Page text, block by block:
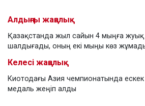
Алдыңғы жаңалық
Қазақстанда жыл сайын 4 мыңға
шалдығады, оның екі мыңы көз
Келесі жаңалық
Киотодағы Азия чемпионатында ескек
медаль жеңіп алды